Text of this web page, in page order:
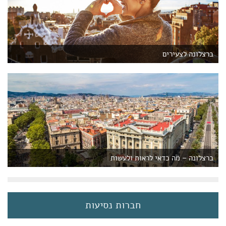
ברצלונה לצעירים
ברצלונה – מה כדאי לראות ולעשות
חברות נסיעות